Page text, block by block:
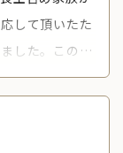
して頂いたた
した。この様
します。